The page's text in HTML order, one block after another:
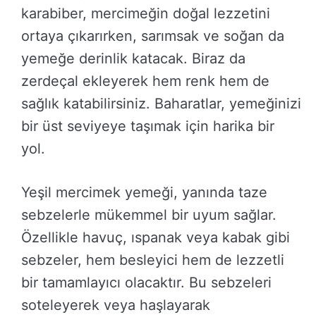
karabiber, mercimeğin doğal lezzetini
ortaya çıkarırken, sarımsak ve soğan da
yemeğe derinlik katacak. Biraz da
zerdeçal ekleyerek hem renk hem de
sağlık katabilirsiniz. Baharatlar, yemeğinizi
bir üst seviyeye taşımak için harika bir
yol.
Yeşil mercimek yemeği, yanında taze
sebzelerle mükemmel bir uyum sağlar.
Özellikle havuç, ıspanak veya kabak gibi
sebzeler, hem besleyici hem de lezzetli
bir tamamlayıcı olacaktır. Bu sebzeleri
soteleyerek veya haşlayarak